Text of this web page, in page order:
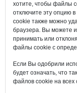
хотите, чтобы файлы
отключите эту опцию
cookie также можно
браузера. Вы можете
принимать или
файлы cookie с
Если Вы одобрили
будет означать, что
файлов cookie на всех